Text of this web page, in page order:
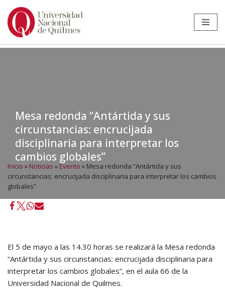
Ir
Mesa redonda “Antártida y sus
circunstancias: encrucijada
disciplinaria para interpretar los
cambios globales”
Inicio » Noticias » Evento » Mesa redonda “Antártida y sus
circunstancias: encrucijada disciplinaria para interpretar los cambios
globales”
El 5 de mayo a las 14.30 horas se realizará la Mesa redonda
“Antártida y sus circunstancias: encrucijada disciplinaria para
interpretar los cambios globales”, en el aula 66 de la
Universidad Nacional de Quilmes.